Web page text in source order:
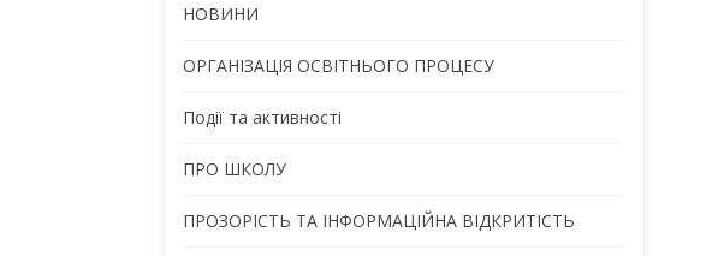
НОВИНИ
ОРГАНІЗАЦІЯ ОСВІТНЬОГО ПРОЦЕСУ
Події та активності
ПРО ШКОЛУ
ПРОЗОРІСТЬ ТА ІНФОРМАЦІЙНА ВІДКРИТІСТЬ